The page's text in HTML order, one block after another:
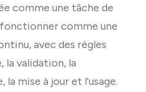
comme une tâche de
comme une
avec des règles
la validation, la
mise à jour et l'usage.